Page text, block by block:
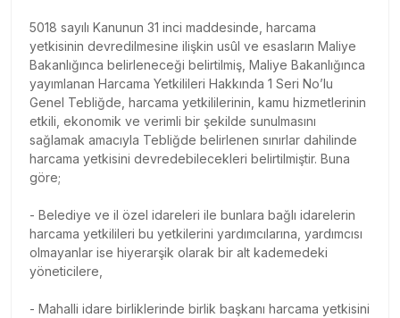
5018 sayılı Kanunun 31 inci maddesinde, harcama
yetkisinin devredilmesine ilişkin usûl ve esasların Maliye
Bakanlığınca belirleneceği belirtilmiş, Maliye Bakanlığınca
yayımlanan Harcama Yetkilileri Hakkında 1 Seri No’lu
Genel Tebliğde, harcama yetkililerinin, kamu hizmetlerinin
etkili, ekonomik ve verimli bir şekilde sunulmasını
sağlamak amacıyla Tebliğde belirlenen sınırlar dahilinde
harcama yetkisini devredebilecekleri belirtilmiştir. Buna
göre;
- Belediye ve il özel idareleri ile bunlara bağlı idarelerin
harcama yetkilileri bu yetkilerini yardımcılarına, yardımcısı
olmayanlar ise hiyerarşik olarak bir alt kademedeki
yöneticilere,
- Mahalli idare birliklerinde birlik başkanı harcama yetkisini